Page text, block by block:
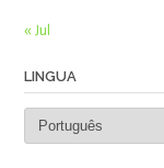
« Jul
LINGUA